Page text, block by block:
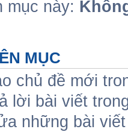
mục này:
MỤC
chủ đề mới
lời bài viết
những bài